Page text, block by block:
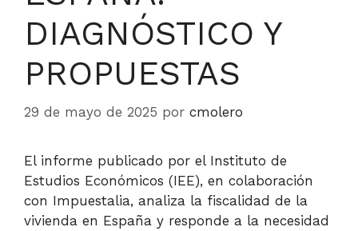
DIAGNÓSTICO Y
PROPUESTAS
29 de mayo de 2025 por cmolero
El informe publicado por el Instituto de
Estudios Económicos (IEE), en colaboración
con Impuestalia, analiza la fiscalidad de la
vivienda en España y responde a la necesidad